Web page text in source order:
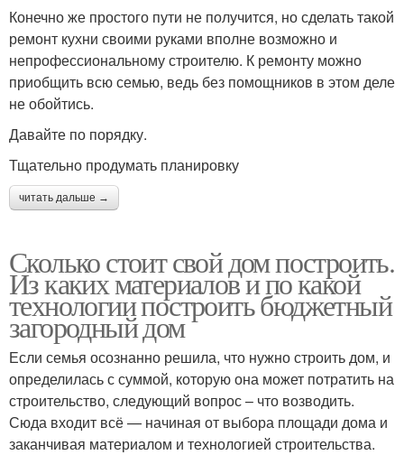
Конечно же простого пути не получится, но сделать такой
ремонт кухни своими руками вполне возможно и
непрофессиональному строителю. К ремонту можно
приобщить всю семью, ведь без помощников в этом деле
не обойтись.
Давайте по порядку.
Тщательно продумать планировку
читать дальше →
Сколько стоит свой дом построить.
Из каких материалов и по какой
технологии построить бюджетный
загородный дом
Если семья осознанно решила, что нужно строить дом, и
определилась с суммой, которую она может потратить на
строительство, следующий вопрос – что возводить.
Сюда входит всё — начиная от выбора площади дома и
заканчивая материалом и технологией строительства.